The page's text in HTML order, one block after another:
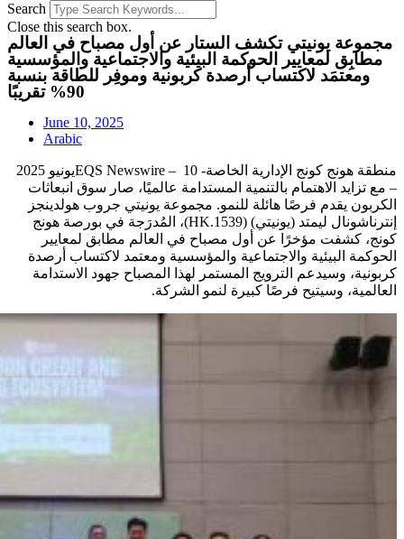
Search
Close this search box.
مجموعة يونيتي تكشف الستار عن أول مصباح في العالم
مطابِق لمعايير الحوكمة البيئية والاجتماعية والمؤسسية
ومعتمَد لاكتساب أرصدة كربونية وموفِر للطاقة بنسبة
90% تقريبًا
June 10, 2025
Arabic
منطقة هونج كونج الإدارية الخاصة- EQS Newswire –
10يونيو 2025
– مع تزايد الاهتمام بالتنمية المستدامة عالميًا، صار سوق انبعاثات
الكربون يقدم فرصًا هائلة للنمو. مجموعة يونيتي جروب هولدينجز
إنترناشونال ليمتد (يونيتي) (1539.HK)، المُدرَجة في بورصة هونج
كونج، كشفت مؤخرًا عن أول مصباح في العالم مطابق لمعايير
الحوكمة البيئية والاجتماعية والمؤسسية ومعتمد لاكتساب أرصدة
كربونية، وسيدعم الترويج المستمر لهذا المصباح جهود الاستدامة
العالمية، وسيتيح فرصًا كبيرة لنمو الشركة.